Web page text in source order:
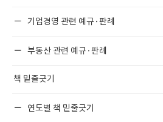
기업경영 관련 예규·판례
부동산 관련 예규·판례
책 밑줄긋기
연도별 책 밑줄긋기